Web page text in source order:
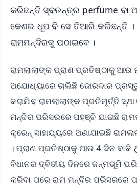
କରିଛନ୍ତି ସ୍ବତନ୍ତ୍ର perfume ବା
କେଶର ଧୂପ ବି ସେ ତିଆରି କରିଛନ୍ତି ।
ରାମମନ୍ଦିରକୁ ପଠାଇବେ ।
ରାମଲାଲାଙ୍କ ପ୍ରାଣ ପ୍ରତିଷ୍ଠାକୁ ଆଉ
ଅଯୋଧ୍ୟାରେ ଚାଲିଛି ଜୋରଦାର
କରାଯିବ ରାମଲାଲାଙ୍କ ପ୍ରତିମୂର୍ତ୍ତି
ମନ୍ଦିର ପରିସରରେ ପହଞ୍ଚି ଯାଇଛି
କ୍ରେନ୍‌ ସାହାଯ୍ୟରେ ଅଣାଯାଇଛି
। ପ୍ରାଣ ପ୍ରତିଷ୍ଠାକୁ ଆଉ 4 ଦିନ ବାକି
ବିଧାନର ଦ୍ବିତୀୟ ଦିନରେ ଜନ୍ମଭୂମି
କରିବା ପରେ ରାମ ମନ୍ଦିର ପରିସରରେ